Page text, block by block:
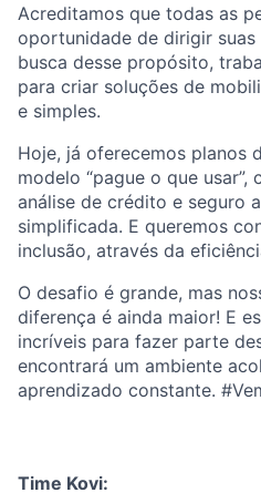
Acreditamos que todas as
oportunidade de dirigir suas
busca desse propósito,
para criar soluções de
e simples.
Hoje, já oferecemos planos
modelo “pague o que
análise de crédito e seguro
simplificada. E queremos
inclusão, através da
O desafio é grande, mas
diferença é ainda maior! E
incríveis para fazer parte
encontrará um ambiente
aprendizado constante.
Time Kovi: